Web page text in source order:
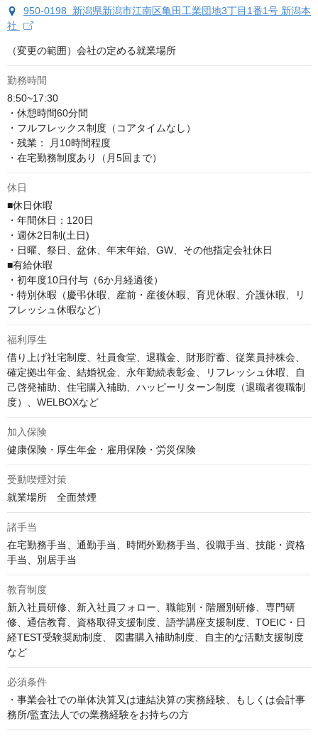
950-0198 新潟県新潟市江南区亀田工業団地3丁目1番1号 新潟本
社
（変更の範囲）会社の定める就業場所
勤務時間
8:50~17:30
・休憩時間60分間
・フルフレックス制度（コアタイムなし）
・残業： 月10時間程度
・在宅勤務制度あり（月5回まで）
休日
■休日休暇
・年間休日：120日
・週休2日制(土日)
・日曜、祭日、盆休、年末年始、GW、その他指定会社休日
■有給休暇
・初年度10日付与（6か月経過後）
・特別休暇（慶弔休暇、産前・産後休暇、育児休暇、介護休暇、リ
フレッシュ休暇など）
福利厚生
借り上げ社宅制度、社員食堂、退職金、財形貯蓄、従業員持株会、
確定拠出年金、結婚祝金、永年勤続表彰金、リフレッシュ休暇、自
己啓発補助、住宅購入補助、ハッピーリターン制度（退職者復職制
度）、WELBOXなど
加入保険
健康保険・厚生年金・雇用保険・労災保険
受動喫煙対策
就業場所　全面禁煙
諸手当
在宅勤務手当、通勤手当、時間外勤務手当、役職手当、技能・資格
手当、別居手当
教育制度
新入社員研修、新入社員フォロー、職能別・階層別研修、専門研
修、通信教育、資格取得支援制度、語学講座支援制度、TOEIC・日
経TEST受験奨励制度、 図書購入補助制度、自主的な活動支援制度
など
必須条件
・事業会社での単体決算又は連結決算の実務経験、もしくは会計事
務所/監査法人での業務経験をお持ちの方